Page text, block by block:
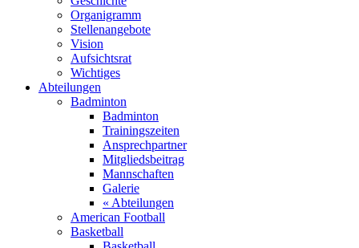
Organigramm
Stellenangebote
Vision
Aufsichtsrat
Wichtiges
Abteilungen
Badminton
Badminton
Trainingszeiten
Ansprechpartner
Mitgliedsbeitrag
Mannschaften
Galerie
« Abteilungen
American Football
Basketball